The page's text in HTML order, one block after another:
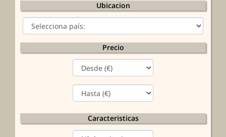
Ubicacion
Precio
Caracteristicas